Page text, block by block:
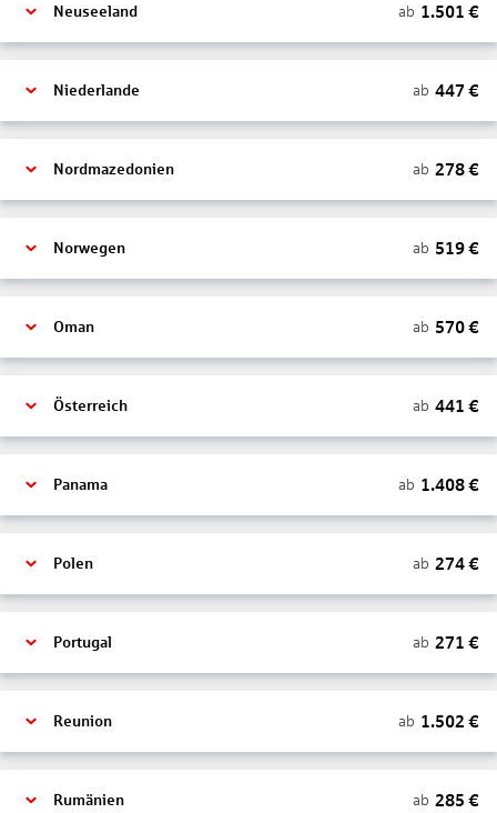
Neuseeland ab 1.501 €
Niederlande ab 447 €
Nordmazedonien ab 278€
Norwegen ab 519€
Oman ab 570€
Österreich ab 441 €
Panama ab 1.408€
Polen ab 274€
Portugal ab 271 €
Reunion ab 1.502 €
Rumänien ab 285 €